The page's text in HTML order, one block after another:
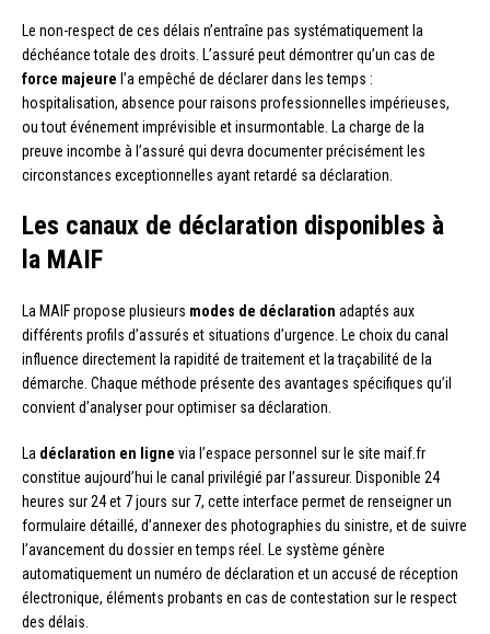
Le non-respect de ces délais n’entraîne pas systématiquement la
déchéance totale des droits. L’assuré peut démontrer qu’un cas de
force majeure l’a empêché de déclarer dans les temps :
hospitalisation, absence pour raisons professionnelles impérieuses,
ou tout événement imprévisible et insurmontable. La charge de la
preuve incombe à l’assuré qui devra documenter précisément les
circonstances exceptionnelles ayant retardé sa déclaration.
Les canaux de déclaration disponibles à
la MAIF
La MAIF propose plusieurs modes de déclaration adaptés aux
différents profils d’assurés et situations d’urgence. Le choix du canal
influence directement la rapidité de traitement et la traçabilité de la
démarche. Chaque méthode présente des avantages spécifiques qu’il
convient d’analyser pour optimiser sa déclaration.
La déclaration en ligne via l’espace personnel sur le site maif.fr
constitue aujourd’hui le canal privilégié par l’assureur. Disponible 24
heures sur 24 et 7 jours sur 7, cette interface permet de renseigner un
formulaire détaillé, d’annexer des photographies du sinistre, et de suivre
l’avancement du dossier en temps réel. Le système génère
automatiquement un numéro de déclaration et un accusé de réception
électronique, éléments probants en cas de contestation sur le respect
des délais.